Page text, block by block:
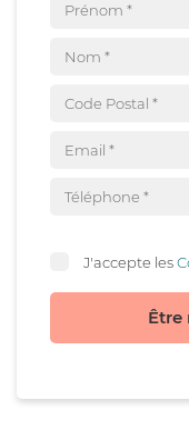
J'accepte les
Être